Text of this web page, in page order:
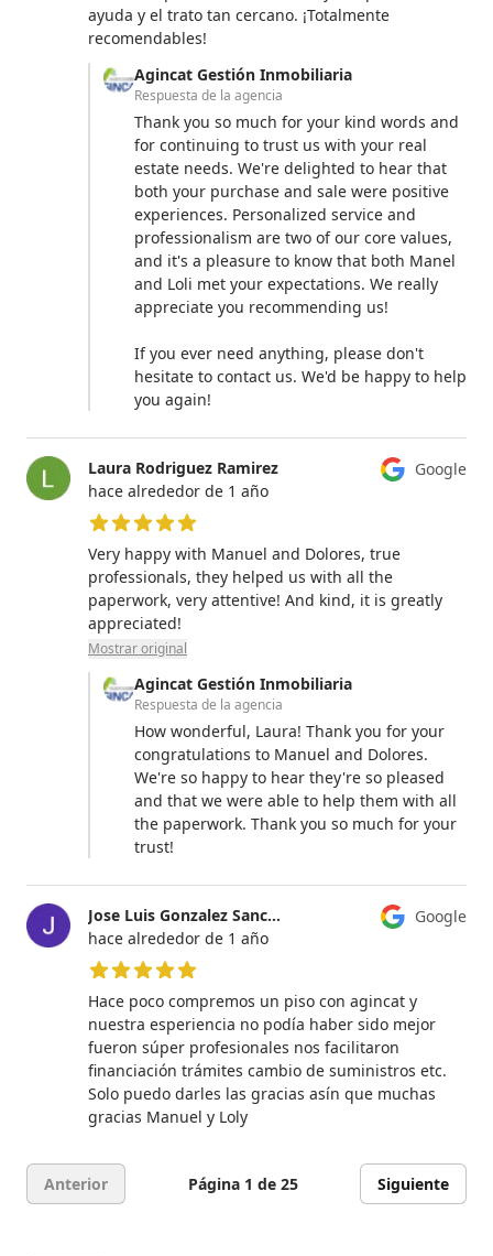
ayuda y el trato tan cercano. ¡Totalmente
recomendables!
Agincat Gestión Inmobiliaria
Respuesta de la agencia
Thank you so much for your kind words and
for continuing to trust us with your real
estate needs. We're delighted to hear that
both your purchase and sale were positive
experiences. Personalized service and
professionalism are two of our core values,
and it's a pleasure to know that both Manel
and Loli met your expectations. We really
appreciate you recommending us!
If you ever need anything, please don't
hesitate to contact us. We'd be happy to help
you again!
Google
Laura Rodriguez Ramirez
hace alrededor de 1 año
5 de 5 estrellas
Very happy with Manuel and Dolores, true
professionals, they helped us with all the
paperwork, very attentive! And kind, it is greatly
appreciated!
Mostrar original
Agincat Gestión Inmobiliaria
Respuesta de la agencia
How wonderful, Laura! Thank you for your
congratulations to Manuel and Dolores.
We're so happy to hear they're so pleased
and that we were able to help them with all
the paperwork. Thank you so much for your
trust!
Google
Jose Luis Gonzalez Sanchez
hace alrededor de 1 año
Hace poco compremos un piso con agincat y
nuestra esperiencia no podía haber sido mejor
fueron súper profesionales nos facilitaron
financiación trámites cambio de suministros etc.
Solo puedo darles las gracias asín que muchas
gracias Manuel y Loly
Anterior Página 1 de 25 Siguiente